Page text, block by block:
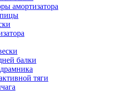
амортизатора
балки
тяги